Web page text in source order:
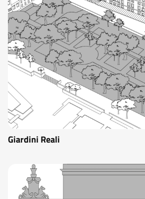
Giardini Reali